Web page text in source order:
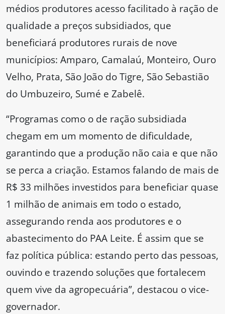
médios produtores acesso facilitado à ração de
qualidade a preços subsidiados, que
beneficiará produtores rurais de nove
municípios: Amparo, Camalaú, Monteiro, Ouro
Velho, Prata, São João do Tigre, São Sebastião
do Umbuzeiro, Sumé e Zabelê.
“Programas como o de ração subsidiada
chegam em um momento de dificuldade,
garantindo que a produção não caia e que não
se perca a criação. Estamos falando de mais de
R$ 33 milhões investidos para beneficiar quase
1 milhão de animais em todo o estado,
assegurando renda aos produtores e o
abastecimento do PAA Leite. É assim que se
faz política pública: estando perto das pessoas,
ouvindo e trazendo soluções que fortalecem
quem vive da agropecuária”, destacou o vice-
governador.